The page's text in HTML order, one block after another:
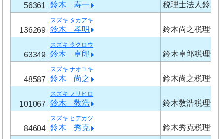
56361 鈴木 寿一 税理士法人鈴木
136269
スズキ タカアキ
鈴木 孝明 鈴木尚之税理士
63349
スズキ タクロウ
鈴木 卓郎 鈴木卓郎税理士
48587
スズキ ナオユキ
鈴木 尚之 鈴木尚之税理士
101067
スズキ ノリヒロ
鈴木 敎浩 鈴木敎浩税理士
84604
スズキ ヒデカツ
鈴木 秀克 鈴木秀克税理士